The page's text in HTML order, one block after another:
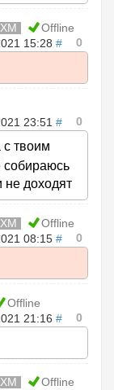
ХМ
Offline
15:28 # 0
23:51 # 0
с твоим
собираюсь
не доходят
ХМ
Offline
08:15 # 0
Offline
21:16 # 0
ХМ
Offline